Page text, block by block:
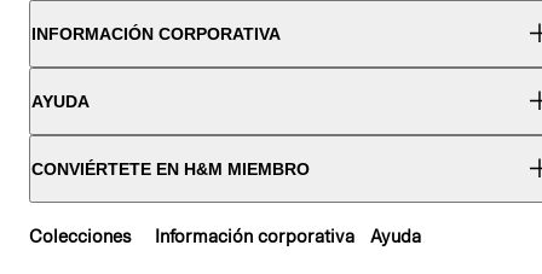
INFORMACIÓN CORPORATIVA
AYUDA
CONVIÉRTETE EN H&M MIEMBRO
Colecciones Información corporativa Ayuda